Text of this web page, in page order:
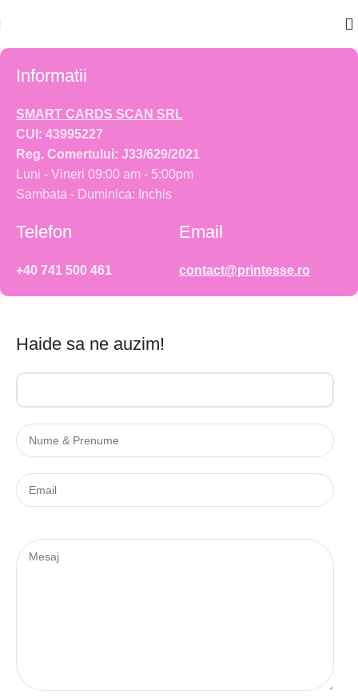
Informatii
SMART CARDS SCAN SRL
CUI: 43995227
Reg. Comertului: J33/629/2021
Luni - Vineri 09:00 am - 5:00pm
Sambata - Duminica: Inchis
Telefon
+40 741 500 461
Email
contact@printesse.ro
Haide sa ne auzim!